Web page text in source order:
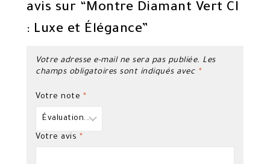
avis sur “Montre Diamant Vert CI
: Luxe et Élégance”
Votre adresse e-mail ne sera pas publiée. Les
champs obligatoires sont indiqués avec *
Votre note *
Votre avis *